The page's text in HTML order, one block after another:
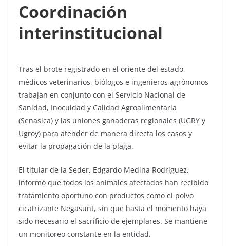
Coordinación
interinstitucional
Tras el brote registrado en el oriente del estado,
médicos veterinarios, biólogos e ingenieros agrónomos
trabajan en conjunto con el Servicio Nacional de
Sanidad, Inocuidad y Calidad Agroalimentaria
(Senasica) y las uniones ganaderas regionales (UGRY y
Ugroy) para atender de manera directa los casos y
evitar la propagación de la plaga.
El titular de la Seder, Edgardo Medina Rodríguez,
informó que todos los animales afectados han recibido
tratamiento oportuno con productos como el polvo
cicatrizante Negasunt, sin que hasta el momento haya
sido necesario el sacrificio de ejemplares. Se mantiene
un monitoreo constante en la entidad.